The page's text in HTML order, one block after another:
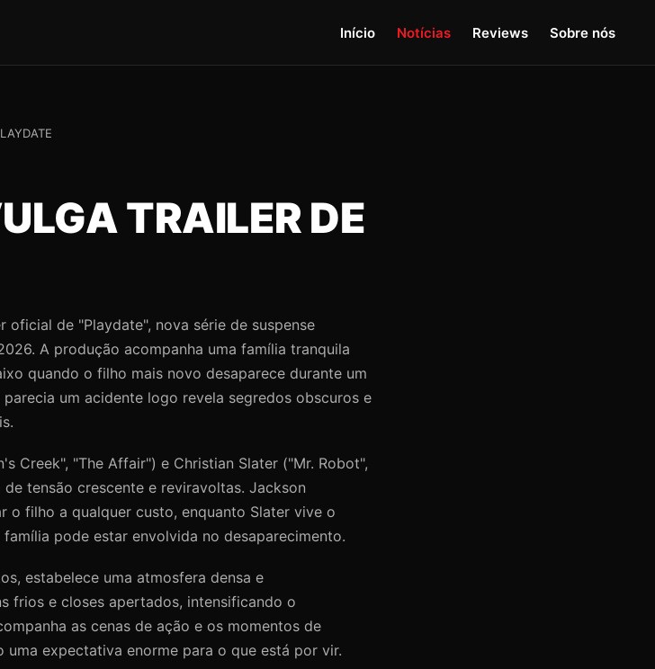
Início Notícias Reviews Sobre nós
TRAILER DE
de "Playdate", nova série de suspense
A produção acompanha uma família tranquila
quando o filho mais novo desaparece durante um
um acidente logo revela segredos obscuros e
Creek", "The Affair") e Christian Slater ("Mr. Robot",
tensão crescente e reviravoltas. Jackson
o filho a qualquer custo, enquanto Slater vive o
pode estar envolvida no desaparecimento.
estabelece uma atmosfera densa e
frios e closes apertados, intensificando o
as cenas de ação e os momentos de
expectativa enorme para o que está por vir.